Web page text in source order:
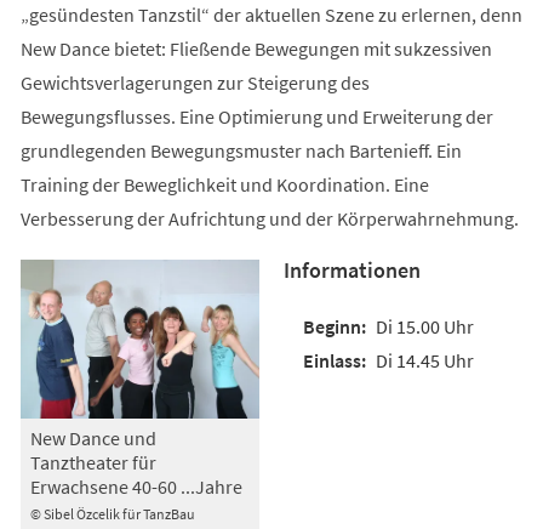
„gesündesten Tanzstil“ der aktuellen Szene zu erlernen, denn
New Dance bietet: Fließende Bewegungen mit sukzessiven
Gewichtsverlagerungen zur Steigerung des
Bewegungsflusses. Eine Optimierung und Erweiterung der
grundlegenden Bewegungsmuster nach Bartenieff. Ein
Training der Beweglichkeit und Koordination. Eine
Verbesserung der Aufrichtung und der Körperwahrnehmung.
© Sibel Özcelik für TanzBau
New Dance und
Tanztheater für
Erwachsene 40-60 ...Jahre
Informationen
Di 15.00 Uhr
Di 14.45 Uhr